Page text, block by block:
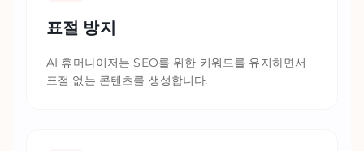
표절 방지
AI 휴머나이저는 SEO를 위한 키워드를 유지하면서
표절 없는 콘텐츠를 생성합니다.